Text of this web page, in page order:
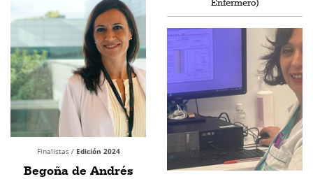
Finalistas / Edición 2024
Begoña de Andrés